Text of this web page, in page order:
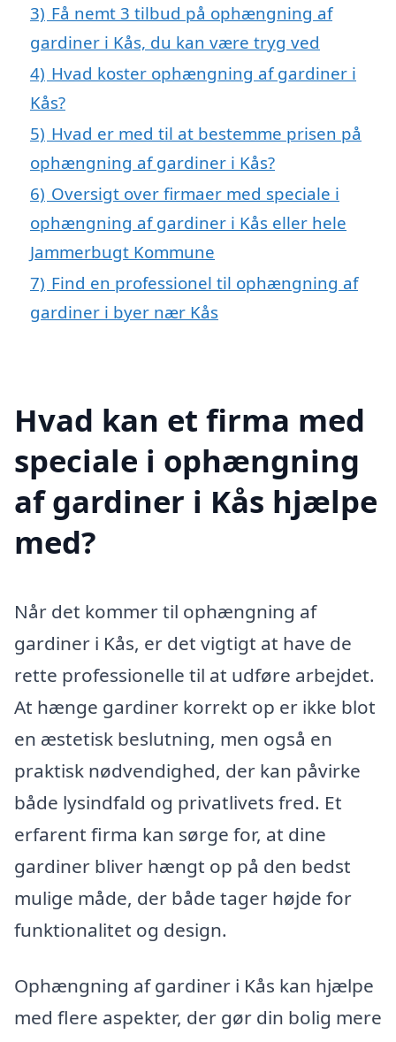
3) Få nemt 3 tilbud på ophængning af
gardiner i Kås, du kan være tryg ved
4) Hvad koster ophængning af gardiner i
Kås?
5) Hvad er med til at bestemme prisen på
ophængning af gardiner i Kås?
6) Oversigt over firmaer med speciale i
ophængning af gardiner i Kås eller hele
Jammerbugt Kommune
7) Find en professionel til ophængning af
gardiner i byer nær Kås
Hvad kan et firma med
speciale i ophængning
af gardiner i Kås hjælpe
med?
Når det kommer til ophængning af
gardiner i Kås, er det vigtigt at have de
rette professionelle til at udføre arbejdet.
At hænge gardiner korrekt op er ikke blot
en æstetisk beslutning, men også en
praktisk nødvendighed, der kan påvirke
både lysindfald og privatlivets fred. Et
erfarent firma kan sørge for, at dine
gardiner bliver hængt op på den bedst
mulige måde, der både tager højde for
funktionalitet og design.
Ophængning af gardiner i Kås kan hjælpe
med flere aspekter, der gør din bolig mere